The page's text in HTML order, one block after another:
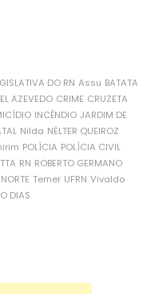
DO RN Assu BATATA
AZEVEDO CRIME CRUZETA
INCÊNDIO JARDIM DE
Nilda NÉLTER QUEIROZ
POLÍCIA POLÍCIA CIVIL
RN ROBERTO GERMANO
Temer UFRN Vivaldo
DIAS